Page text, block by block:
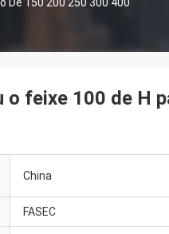
o feixe 100 de H
China
FASEC